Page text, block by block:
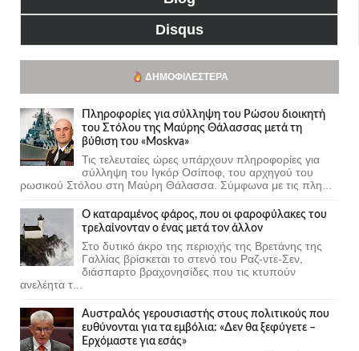
Disqus
ΔΗΜΟΦΙΛΈΣΤΕΡΑ
Πληροφορίες για σύλληψη του Ρώσου διοικητή
του Στόλου της Mαύρης Θάλασσας μετά τη
βύθιση του «Moskva»
Τις τελευταίες ώρες υπάρχουν πληροφορίες για
σύλληψη του Ιγκόρ Οσίποφ, του αρχηγού του
ρωσικού Στόλου στη Μαύρη Θάλασσα. Σύμφωνα με τις πλη...
Ο καταραμένος φάρος, που οι φαροφύλακες του
τρελαίνονταν ο ένας μετά τον άλλον
Στο δυτικό άκρο της περιοχής της Βρετάνης της
Γαλλίας βρίσκεται το στενό του Ραζ-ντε-Σεν,
διάσπαρτο βραχονησίδες που τις κτυπούν
ανελέητα τ...
Αυστραλός γερουσιαστής στους πολιτικούς που
ευθύνονται για τα εμβόλια: «Δεν θα ξεφύγετε –
Ερχόμαστε για εσάς»